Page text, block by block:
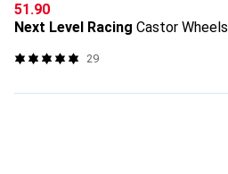
CHF
51.90
Next Level Racing Castor Wheels
29